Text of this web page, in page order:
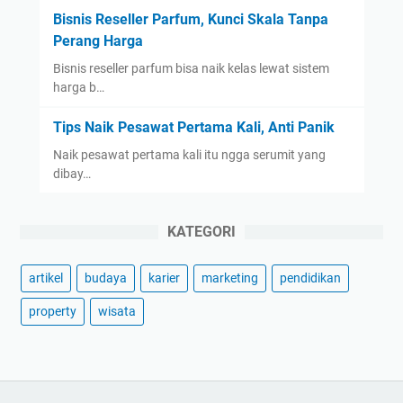
Bisnis Reseller Parfum, Kunci Skala Tanpa
Perang Harga
Bisnis reseller parfum bisa naik kelas lewat sistem
harga b…
Tips Naik Pesawat Pertama Kali, Anti Panik
Naik pesawat pertama kali itu ngga serumit yang
dibay…
KATEGORI
artikel budaya karier marketing pendidikan
property wisata